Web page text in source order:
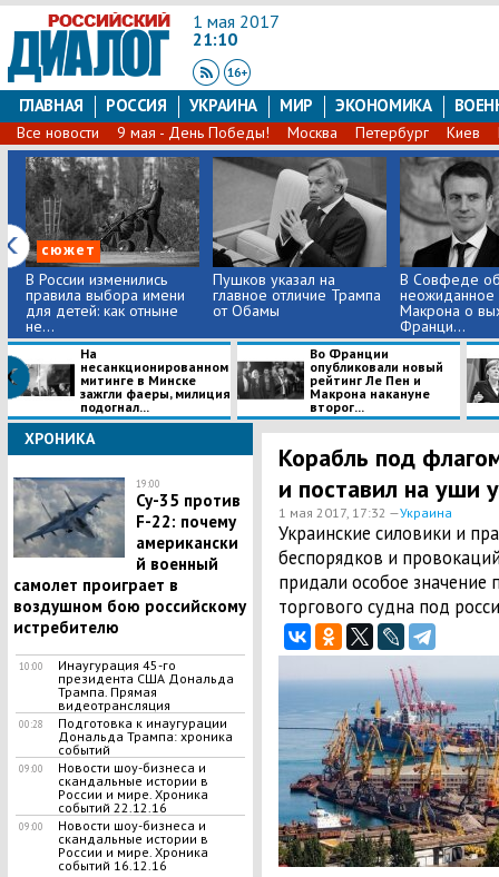
1 мая 2017
21:10
ГЛАВНАЯ РОССИЯ УКРАИНА МИР ЭКОНОМИКА
Все новости 9 мая - День Победы! Москва Петербург Киев
сюжет
В России изменились
правила выбора имени
для детей: как отныне
не...
Пушков указал на
главное отличие Трампа
от Обамы
В Совфеде
неожиданное
Макрона о
Франци...
На
несанкционированном
митинге в Минске
зажгли фаеры, милиция
подогнал...
Во Франции
опубликовали новый
рейтинг Ле Пен и
Макрона накануне
второг...
ХРОНИКА
19:00
Су-35 против
F-22: почему
американски
й военный
самолет проиграет в
воздушном бою российскому
истребителю
10:00
Инаугурация 45-го
президента США Дональда
Трампа. Прямая
видеотрансляция
00:28
Подготовка к инаугурации
Дональда Трампа: хроника
событий
09:00
Новости шоу-бизнеса и
скандальные истории в
России и мире. Хроника
событий 22.12.16
09:00
Новости шоу-бизнеса и
скандальные истории в
России и мире. Хроника
событий 16.12.16
Корабль под
и поставил на уши
1 мая 2017, 17:32 —Украина
Украинские силовики и
беспорядков и
придали особое
торгового судна под